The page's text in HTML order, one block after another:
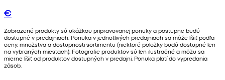
€
Zobrazené produkty sú ukážkou pripravovanej ponuky a postupne budú
dostupné v predajniach. Ponuka v jednotlivých predajniach sa môže líšiť podľa
ceny, množstva a dostupnosti sortimentu (niektoré položky budú dostupné len
na vybraných miestach). Fotografie produktov sú len ilustračné a môžu sa
mierne líšiť od produktov dostupných v predajni. Ponuka platí do vypredania
zásob.